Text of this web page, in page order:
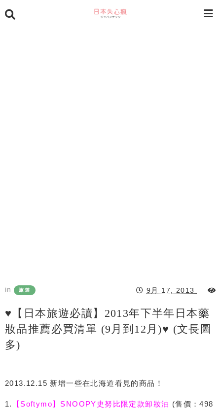
in 旅遊 9月 17, 2013
♥【日本旅遊必讀】2013年下半年日本藥
妝品推薦必買清單 (9月到12月)♥ (文長圖
多)
2013.12.15 新增一些在北海道看見的商品！
1. 【Softymo】SNOOPY史努比限定款卸妝油 (售價：498